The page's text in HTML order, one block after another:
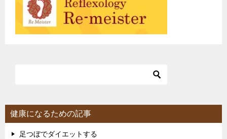
健康になるための記事
足つぼでダイエットする